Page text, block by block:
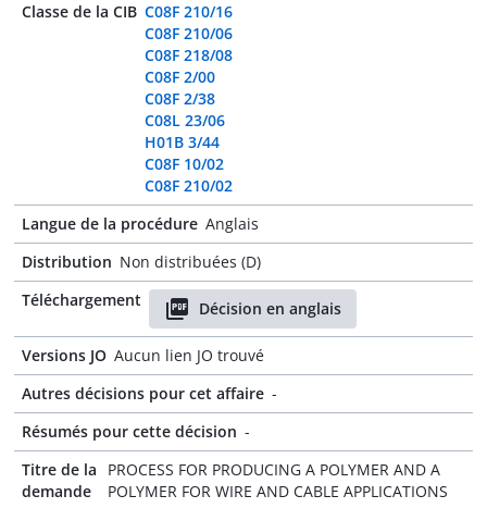
Classe de la CIB C08F 210/16
C08F 210/06
C08F 218/08
C08F 2/00
C08F 2/38
C08L 23/06
H01B 3/44
C08F 10/02
C08F 210/02
Langue de la procédure Anglais
Distribution Non distribuées (D)
Téléchargement
Décision en anglais
Versions JO Aucun lien JO trouvé
Autres décisions pour cet affaire -
Résumés pour cette décision -
Titre de la
demande
PROCESS FOR PRODUCING A POLYMER AND A
POLYMER FOR WIRE AND CABLE APPLICATIONS